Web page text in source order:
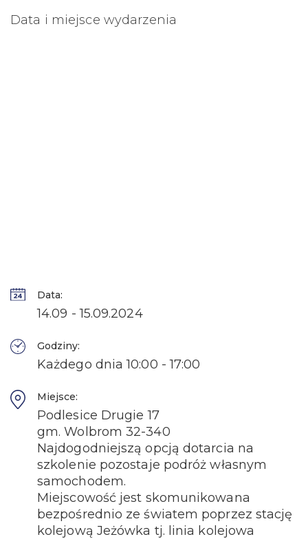
Data i miejsce wydarzenia
Data:
14.09 - 15.09.2024
Godziny:
Każdego dnia 10:00 - 17:00
Miejsce:
Podlesice Drugie 17
gm. Wolbrom 32-340
Najdogodniejszą opcją dotarcia na
szkolenie pozostaje podróż własnym
samochodem.
Miejscowość jest skomunikowana
bezpośrednio ze światem poprzez stację
kolejową Jeżówka tj. linia kolejowa